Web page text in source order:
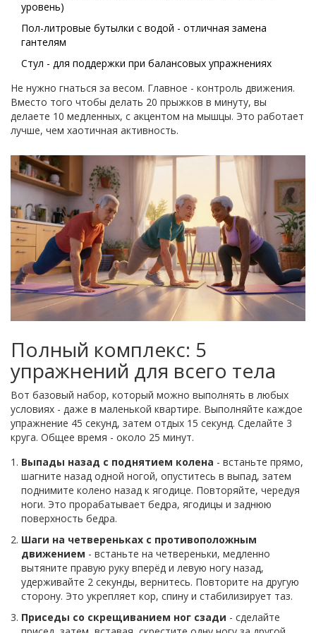
уровень)
Пол-литровые бутылки с водой - отличная замена
гантелям
Стул - для поддержки при балансовых упражнениях
Не нужно гнаться за весом. Главное - контроль движения.
Вместо того чтобы делать 20 прыжков в минуту, вы
делаете 10 медленных, с акцентом на мышцы. Это работает
лучше, чем хаотичная активность.
Полный комплекс: 5
упражнений для всего тела
Вот базовый набор, который можно выполнять в любых
условиях - даже в маленькой квартире. Выполняйте каждое
упражнение 45 секунд, затем отдых 15 секунд. Сделайте 3
круга. Общее время - около 25 минут.
Выпады назад с поднятием колена - встаньте прямо,
шагните назад одной ногой, опуститесь в выпад, затем
поднимите колено назад к ягодице. Повторяйте, чередуя
ноги. Это прорабатывает бедра, ягодицы и заднюю
поверхность бедра.
Шаги на четвереньках с противоположным
движением - встаньте на четвереньки, медленно
вытяните правую руку вперёд и левую ногу назад,
удерживайте 2 секунды, вернитесь. Повторите на другую
сторону. Это укрепляет кор, спину и стабилизирует таз.
Приседы со скрещиванием ног сзади - сделайте